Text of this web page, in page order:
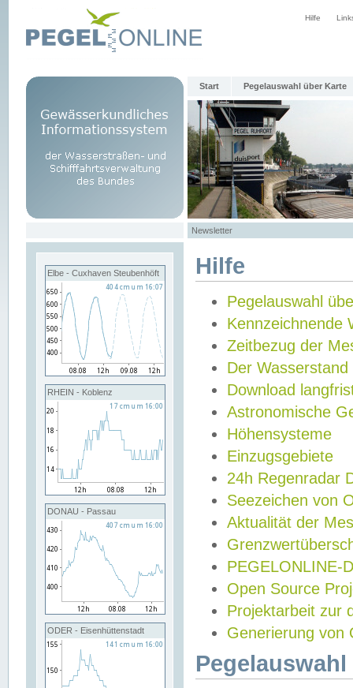
Hilfe
Start Pegelauswahl über Karte
Newsletter
Elbe - Cuxhaven Steubenhöft
RHEIN - Koblenz
DONAU - Passau
ODER - Eisenhüttenstadt
Hilfe
Pegelauswahl
Kennzeichnende
Zeitbezug der
Der Wasserstand
Download
Astronomische
Höhensysteme
Einzugsgebiete
24h Regenradar
Seezeichen von
Aktualität der
PEGELONLINE-
Open Source
Projektarbeit zur
Generierung von